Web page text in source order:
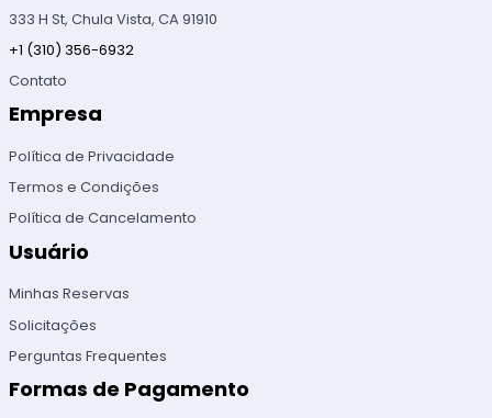
333 H St, Chula Vista, CA 91910
+1 (310) 356-6932
Contato
Empresa
Política de Privacidade
Termos e Condições
Política de Cancelamento
Usuário
Minhas Reservas
Solicitações
Perguntas Frequentes
Formas de Pagamento